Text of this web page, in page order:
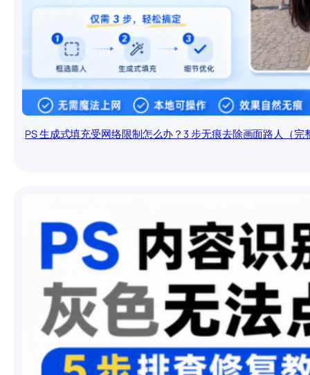
PS 生成式填充受网络限制怎么办？3 步无痕去除画面路人（完